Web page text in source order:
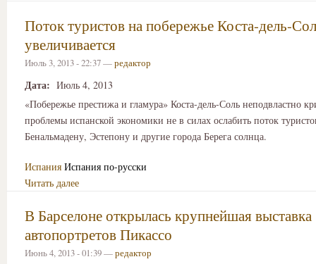
Поток туристов на побережье Коста-дель-
увеличивается
Июль 3, 2013 - 22:37 —редактор
Дата: Июль 4, 2013
«Побережье престижа и гламура» Коста-дель-Соль неподвластно
проблемы испанской экономики не в силах ослабить поток
Бенальмадену, Эстепону и другие города Берега солнца.
Испания Испания по-русски
Читать далее
В Барселоне открылась крупнейшая выставка
автопортретов Пикассо
Июнь 4, 2013 - 01:39 —редактор